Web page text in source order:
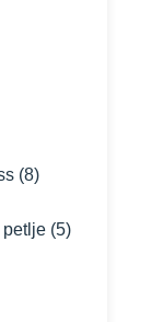
(8)
petlje (5)